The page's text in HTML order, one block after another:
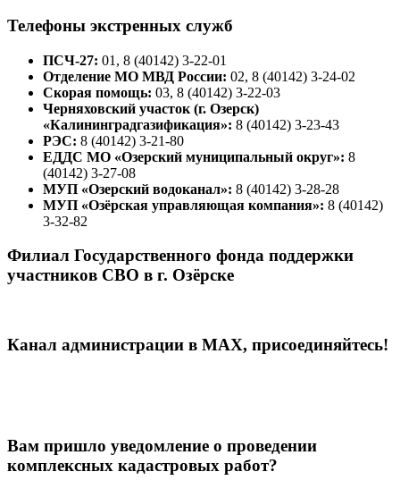
Телефоны экстренных служб
ПСЧ-27: 01, 8 (40142) 3-22-01
Отделение МО МВД России: 02, 8 (40142) 3-24-02
Скорая помощь: 03, 8 (40142) 3-22-03
Черняховский участок (г. Озерск)
«Калининградгазификация»: 8 (40142) 3-23-43
РЭС: 8 (40142) 3-21-80
ЕДДС МО «Озерский муниципальный округ»: 8
(40142) 3-27-08
МУП «Озерский водоканал»: 8 (40142) 3-28-28
МУП «Озёрская управляющая компания»: 8 (40142)
3-32-82
Филиал Государственного фонда поддержки
участников СВО в г. Озёрске
Канал администрации в МАХ, присоединяйтесь!
Вам пришло уведомление о проведении
комплексных кадастровых работ?